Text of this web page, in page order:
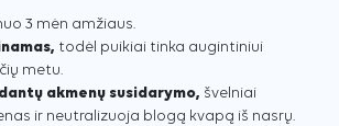
3 mėn amžiaus.
todėl puikiai tinka augintiniui
metu.
akmenų susidarymo, švelniai
ir neutralizuoja blogą kvapą iš nasrų.